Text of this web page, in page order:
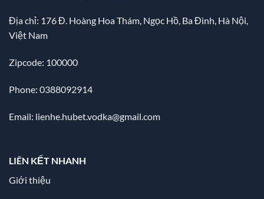
Địa chỉ: 176 Đ. Hoàng Hoa Thám, Ngọc Hồ, Ba Đình, Hà Nội,
Việt Nam
Zipcode: 100000
Phone: 0388092914
Email: lienhe.hubet.vodka@gmail.com
LIÊN KẾT NHANH
Giới thiệu